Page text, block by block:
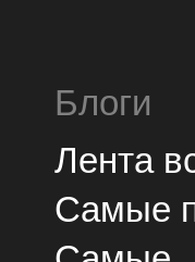
Блоги
Лента
Самые